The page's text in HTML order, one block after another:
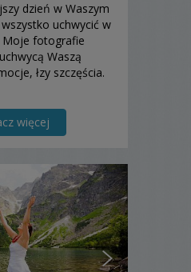
dzień w Waszym
uchwycić w
Moje fotografie
Waszą
łzy szczęścia.
więcej